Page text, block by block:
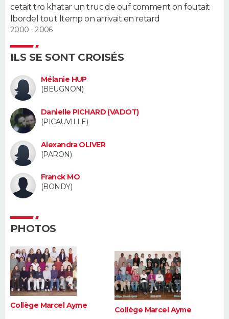
Alimentation
Guide de la santé
Maladies
Médicaments
Sommeil
VOYAGE
Destinations
City break
Voyage nature
Voyage de noces
Forum
Climat
+
PHOTO
BONS PLANS
CARTE DE VOEUX
DICTIONNAIRE
Dictionnaire
Biographies
Citations
Expressions
Proverbes
PROGRAMME TV
COPAINS D'AVANT
Bricolage
Lifestyle
Culture
Sport
Auto
Television
Voyage
Cinema
cetait tro khatar un truc de ouf comment on foutait
lbordel tout ltemp on arrivait en retard
2000 - 2006
ILS SE SONT CROISÉS
Mélanie HUP
(BEUGNON)
Danielle PICHARD (VADOT)
(PICAUVILLE)
Alexandra OLIVER
(PARON)
Franck MO
(BONDY)
PHOTOS
Collège Marcel Ayme
Collège Marcel Ayme